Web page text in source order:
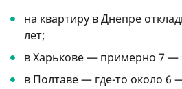
на квартиру в Днепре
лет;
в Харькове — примерно 7 —
в Полтаве — где-то около 6